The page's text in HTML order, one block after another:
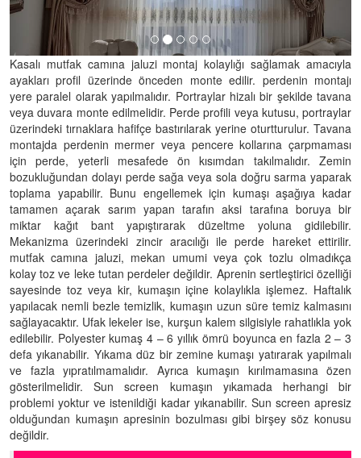
Kasalı mutfak camına jaluzi montaj kolaylığı sağlamak amacıyla
ayakları profil üzerinde önceden monte edilir. perdenin montajı
yere paralel olarak yapılmalıdır. Portraylar hizalı bir şekilde tavana
veya duvara monte edilmelidir. Perde profili veya kutusu, portraylar
üzerindeki tırnaklara hafifçe bastırılarak yerine oturtturulur. Tavana
montajda perdenin mermer veya pencere kollarına çarpmaması
için perde, yeterli mesafede ön kısımdan takılmalıdır. Zemin
bozukluğundan dolayı perde sağa veya sola doğru sarma yaparak
toplama yapabilir. Bunu engellemek için kumaşı aşağıya kadar
tamamen açarak sarım yapan tarafın aksi tarafına boruya bir
miktar kağıt bant yapıştırarak düzeltme yoluna gidilebilir.
Mekanizma üzerindeki zincir aracılığı ile perde hareket ettirilir.
mutfak camına jaluzi, mekan umumi veya çok tozlu olmadıkça
kolay toz ve leke tutan perdeler değildir. Aprenin sertleştirici özelliği
sayesinde toz veya kir, kumaşın içine kolaylıkla işlemez. Haftalık
yapılacak nemli bezle temizlik, kumaşın uzun süre temiz kalmasını
sağlayacaktır. Ufak lekeler ise, kurşun kalem silgisiyle rahatlıkla yok
edilebilir. Polyester kumaş 4 – 6 yıllık ömrü boyunca en fazla 2 – 3
defa yıkanabilir. Yıkama düz bir zemine kumaşı yatırarak yapılmalı
ve fazla yıpratılmamalıdır. Ayrıca kumaşın kırılmamasına özen
gösterilmelidir. Sun screen kumaşın yıkamada herhangi bir
problemi yoktur ve istenildiği kadar yıkanabilir. Sun screen apresiz
olduğundan kumaşın apresinin bozulması gibi birşey söz konusu
değildir.